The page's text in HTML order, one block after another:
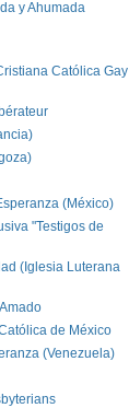
y Ahumada
Católica Gay
(México)
"Testigos de
(Iglesia Luterana
de México
(Venezuela)